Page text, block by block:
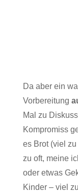
Da aber ein
Vorbereitung
Mal zu
Kompromiss
es Brot (viel
zu oft, meine
oder etwas
Kinder – viel